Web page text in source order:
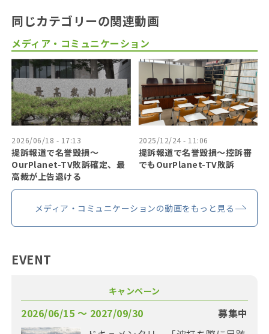
同じカテゴリーの関連動画
メディア・コミュニケーション
2026/06/18 - 17:13
提訴報道で名誉毀損〜
OurPlanet-TV敗訴確定、最
高裁が上告退ける
2025/12/24 - 11:06
提訴報道で名誉毀損〜控訴審
でもOurPlanet-TV敗訴
メディア・コミュニケーションの動画をもっと見る
EVENT
キャンペーン
2026/06/15 〜 2027/09/30
募集中